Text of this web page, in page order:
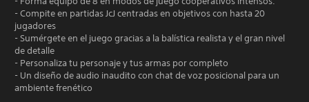
- Compite en partidas JcJ centradas en objetivos con hasta 20
jugadores
- Sumérgete en el juego gracias a la balística realista y el gran nivel
de detalle
- Personaliza tu personaje y tus armas por completo
- Un diseño de audio inaudito con chat de voz posicional para un
ambiente frenético